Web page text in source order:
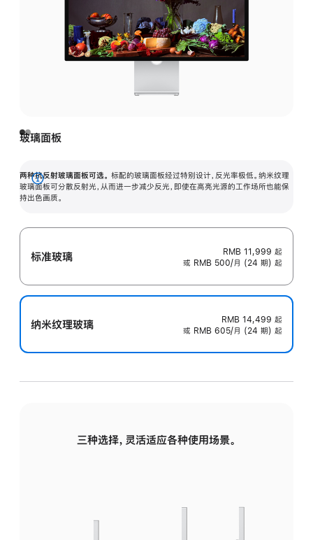
玻璃面板
两种抗反射玻璃面板可选。 标配的玻璃面板经过特别设计，反光率极低。纳米纹理
玻璃面板可分散反射光，从而进一步减少反光，即使在高亮光源的工作场所也能保
持出色画质。
展
开
标准玻璃 RMB 11,999 起
或 RMB 500/月 (24 期) 起
纳米纹理玻璃 RMB 14,499 起
或 RMB 605/月 (24 期) 起
三种选择，灵活适应各种使用场景。